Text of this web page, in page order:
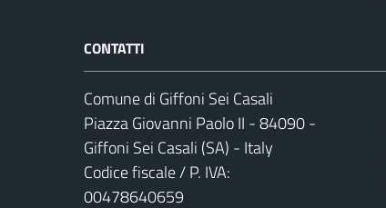
CONTATTI
Comune di Giffoni Sei Casali
Piazza Giovanni Paolo II - 84090 -
Giffoni Sei Casali (SA) - Italy
Codice fiscale / P. IVA:
00478640659